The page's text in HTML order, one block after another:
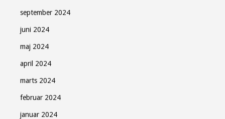
september 2024
juni 2024
maj 2024
april 2024
marts 2024
februar 2024
januar 2024